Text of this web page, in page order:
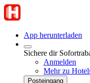
App herunterladen
Sichere dir
Anmelden
Mehr zu
Posteingang